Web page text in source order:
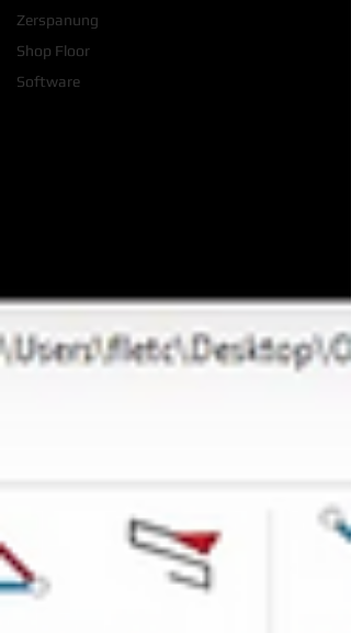
Zerspanung
Shop Floor
Software